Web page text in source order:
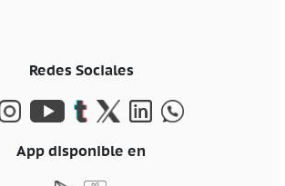
Redes Sociales
App disponible en